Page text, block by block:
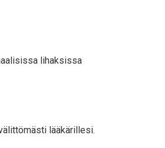
lihaksissa
lääkärillesi.